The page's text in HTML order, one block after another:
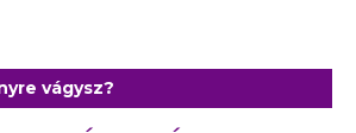
vágysz?